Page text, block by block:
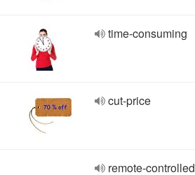
time-consuming
cut-price
remote-controlled